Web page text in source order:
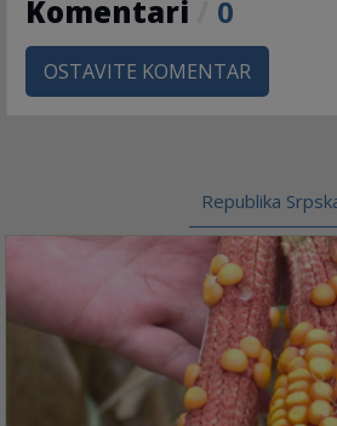
Komentari 0
OSTAVITE KOMENTAR
Republika